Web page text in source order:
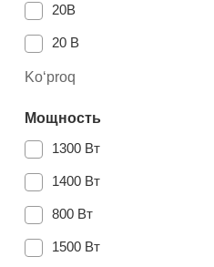
8.3 кг
кг
5,2кг
6.25 кг
20В
20 В
20V
18В
18 в
220-240В
18 В
Ko‘proq
Мощность
1300 Вт
1400 Вт
800 Вт
1500 Вт